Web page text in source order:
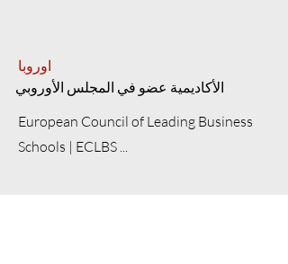
اوروبا
الأكاديمية عضو في المجلس الأوروبي
European Council of Leading Business
Schools | ECLBS ...